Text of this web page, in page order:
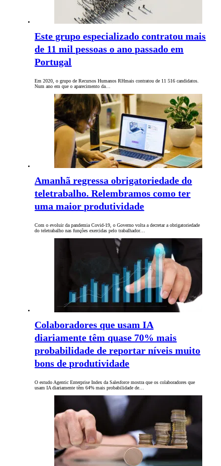
Este grupo especializado contratou mais
de 11 mil pessoas o ano passado em
Portugal
Em 2020, o grupo de Recursos Humanos RHmais contratou de 11 516 candidatos.
Num ano em que o aparecimento da…
Amanhã regressa obrigatoriedade do
teletrabalho. Relembramos como ter
uma maior produtividade
Com o evoluir da pandemia Covid-19, o Governo volta a decretar a obrigatoriedade
do teletrabalho nas funções exercidas pelo trabalhador…
Colaboradores que usam IA
diariamente têm quase 70% mais
probabilidade de reportar níveis muito
bons de produtividade
O estudo Agentic Enterprise Index da Salesforce mostra que os colaboradores que
usam IA diariamente têm 64% mais probabilidade de…